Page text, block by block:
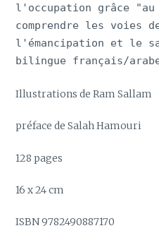
l'occupation grâce
comprendre les voies
l'émancipation et le
bilingue français/
Illustrations de Ram Sallam
préface de Salah Hamouri
128 pages
16 x 24 cm
ISBN 9782490887170